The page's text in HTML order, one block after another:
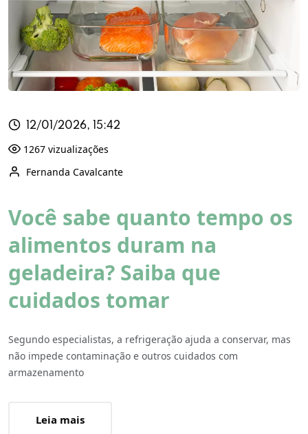
12/01/2026, 15:42
1267 vizualizações
Fernanda Cavalcante
Você sabe quanto tempo os
alimentos duram na
geladeira? Saiba que
cuidados tomar
Segundo especialistas, a refrigeração ajuda a conservar, mas
não impede contaminação e outros cuidados com
armazenamento
Leia mais